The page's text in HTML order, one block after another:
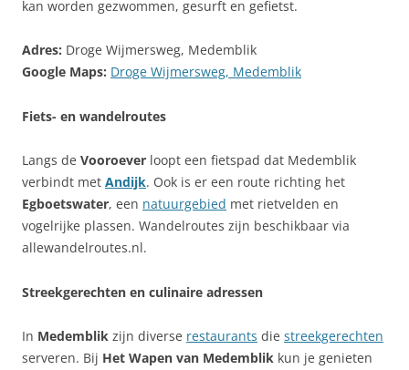
kan worden gezwommen, gesurft en gefietst.
Adres: Droge Wijmersweg, Medemblik
Google Maps: Droge Wijmersweg, Medemblik
Fiets- en wandelroutes
Langs de Vooroever loopt een fietspad dat Medemblik
verbindt met Andijk. Ook is er een route richting het
Egboetswater, een natuurgebied met rietvelden en
vogelrijke plassen. Wandelroutes zijn beschikbaar via
allewandelroutes.nl.
Streekgerechten en culinaire adressen
In Medemblik zijn diverse restaurants die streekgerechten
serveren. Bij Het Wapen van Medemblik kun je genieten